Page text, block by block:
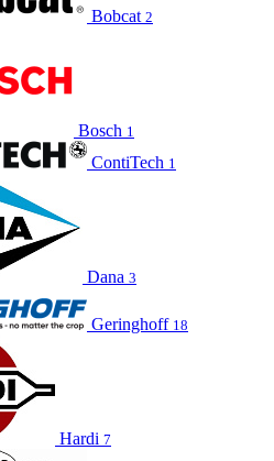
Bobcat 2
Bosch 1
ContiTech 1
Dana 3
Geringhoff 18
Hardi 7